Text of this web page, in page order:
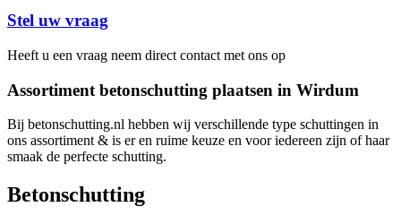
Stel uw vraag
Heeft u een vraag neem direct contact met ons op
Assortiment betonschutting plaatsen in Wirdum
Bij betonschutting.nl hebben wij verschillende type schuttingen in
ons assortiment & is er en ruime keuze en voor iedereen zijn of haar
smaak de perfecte schutting.
Betonschutting